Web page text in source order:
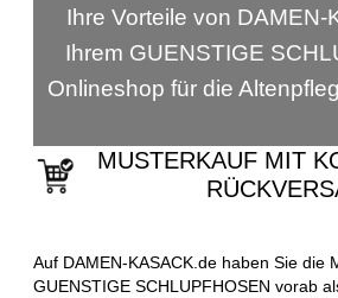
Ihre Vorteile von DAMEN-
Ihrem GUENSTIGE
Onlineshop für die
MUSTERKAUF MIT
Auf DAMEN-KASACK.de haben Sie die
GUENSTIGE SCHLUPFHOSEN vorab